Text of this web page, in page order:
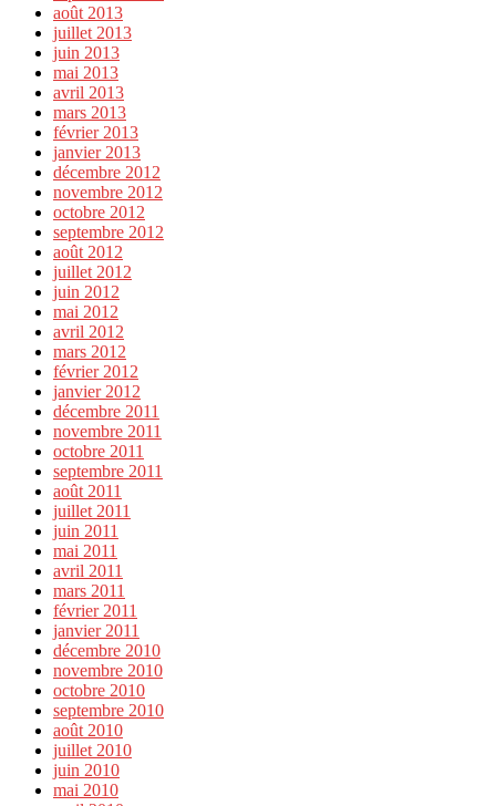
août 2013
juillet 2013
juin 2013
mai 2013
avril 2013
mars 2013
février 2013
janvier 2013
décembre 2012
novembre 2012
octobre 2012
septembre 2012
août 2012
juillet 2012
juin 2012
mai 2012
avril 2012
mars 2012
février 2012
janvier 2012
décembre 2011
novembre 2011
octobre 2011
septembre 2011
août 2011
juillet 2011
juin 2011
mai 2011
avril 2011
mars 2011
février 2011
janvier 2011
décembre 2010
novembre 2010
octobre 2010
septembre 2010
août 2010
juillet 2010
juin 2010
mai 2010